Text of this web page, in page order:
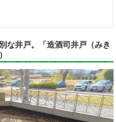
な井戸。「造酒司井戸（みき